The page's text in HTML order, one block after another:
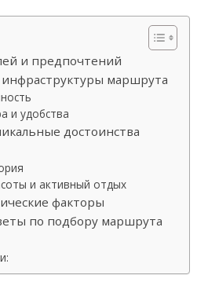
и предпочтений
инфраструктуры маршрута
и удобства
достоинства
и активный отдых
факторы
по подбору маршрута